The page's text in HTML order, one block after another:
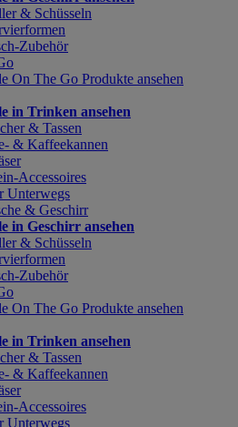
& Schüsseln
Zubehör
On The Go Produkte ansehen
in Trinken ansehen
& Tassen
& Kaffeekannen
Accessoires
Unterwegs
& Geschirr
in Geschirr ansehen
& Schüsseln
Zubehör
On The Go Produkte ansehen
in Trinken ansehen
& Tassen
& Kaffeekannen
Accessoires
Unterwegs